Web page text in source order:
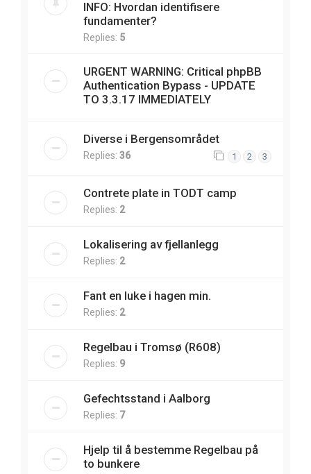
INFO: Hvordan identifisere
fundamenter?
Replies: 5
URGENT WARNING: Critical phpBB
Authentication Bypass - UPDATE
TO 3.3.17 IMMEDIATELY
Diverse i Bergensområdet
Replies: 36 1 2 3
Contrete plate in TODT camp
Replies: 2
Lokalisering av fjellanlegg
Replies: 2
Fant en luke i hagen min.
Replies: 2
Regelbau i Tromsø (R608)
Replies: 9
Gefechtsstand i Aalborg
Replies: 7
Hjelp til å bestemme Regelbau på
to bunkere